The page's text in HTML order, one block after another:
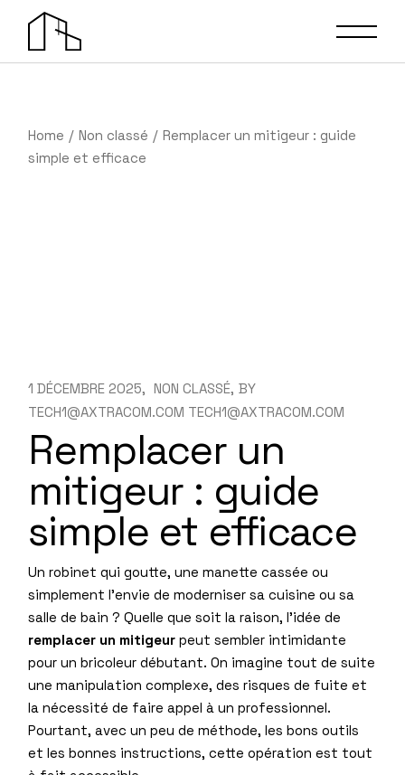
content
Home Non classé
Remplacer un mitigeur : guide
simple et efficace
1 DÉCEMBRE 2025 NON CLASSÉ BY
TECH1@AXTRACOM.COM TECH1@AXTRACOM.COM
Remplacer un
mitigeur : guide
simple et efficace
Un robinet qui goutte, une manette cassée ou
simplement l’envie de moderniser sa cuisine ou sa
salle de bain ? Quelle que soit la raison, l’idée de
remplacer un mitigeur peut sembler intimidante
pour un bricoleur débutant. On imagine tout de suite
une manipulation complexe, des risques de fuite et
la nécessité de faire appel à un professionnel.
Pourtant, avec un peu de méthode, les bons outils
et les bonnes instructions, cette opération est tout